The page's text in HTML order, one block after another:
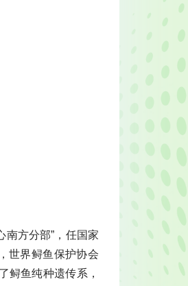
南方分部”，任国家
世界鲟鱼保护协会
鲟鱼纯种遗传系，